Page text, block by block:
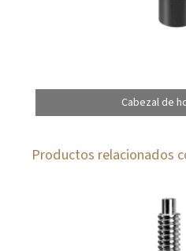
Cabezal de
Productos relacionados